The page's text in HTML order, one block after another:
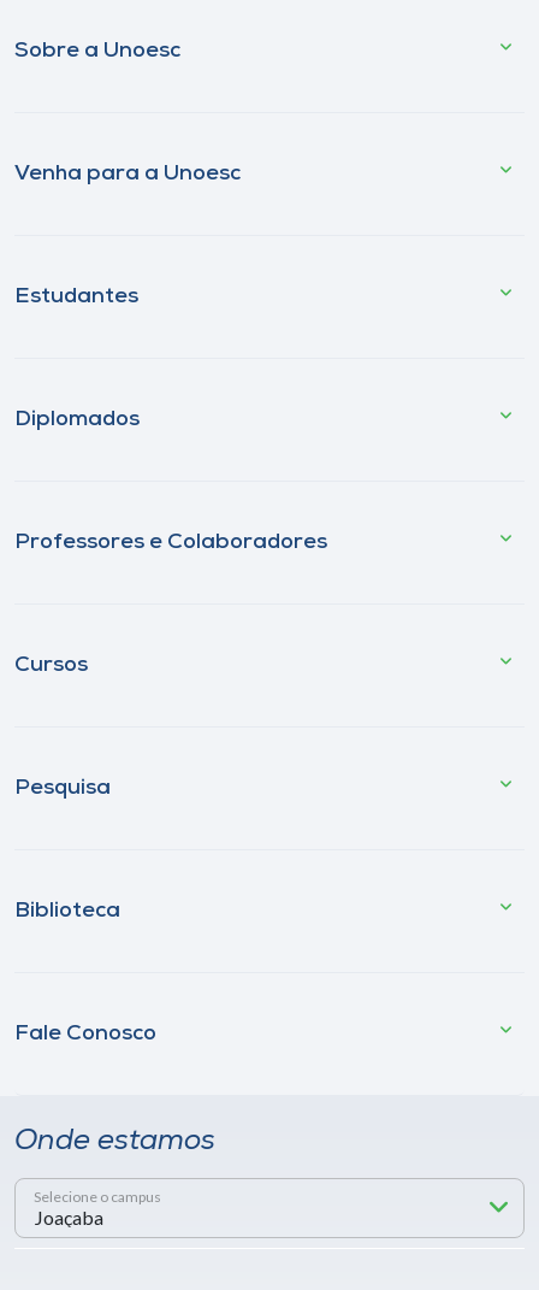
Sobre a Unoesc
Venha para a Unoesc
Estudantes
Diplomados
Professores e Colaboradores
Cursos
Pesquisa
Biblioteca
Fale Conosco
Onde estamos
Selecione o campus